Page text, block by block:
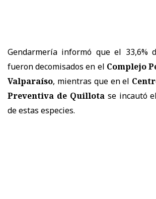
Gendarmería informó que el 33,6%
fueron decomisados en el Complejo
Valparaíso, mientras que en el
Preventiva de Quillotase incautó
de estas especies.